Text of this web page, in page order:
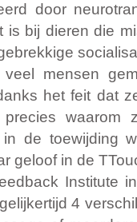
door
is bij dieren die
mensen
het feit dat
waarom
de toewijding
geloof in de
Institute
4